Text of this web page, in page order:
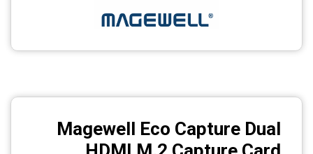
Magewell Eco Capture Dual